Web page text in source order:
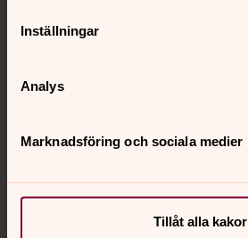
Inställningar
Analys
Marknadsföring och sociala medier
Tillåt alla kakor
Digitalt brev